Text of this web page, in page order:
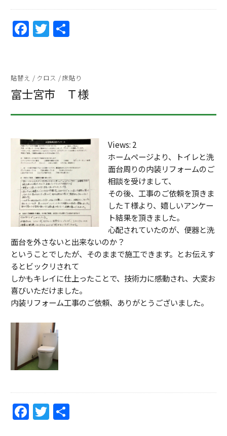
F
a
e
b
o
k
T
w
er
貼替え / クロス /床貼り
富士宮市 Ｔ様
Views: 2
ホームページより、トイレと洗
面台周りの内装リフォームのご
相談を受けまして、
その後、工事のご依頼を頂きま
したＴ様より、嬉しいアンケー
ト結果を頂きました。
心配されていたのが、便器と洗
面台を外さないと出来ないのか？
ということでしたが、そのままで施工できます。とお伝えす
るとビックリされて
しかもキレイに仕上ったことで、技術力に感動され、大変お
喜びいただけました。
内装リフォーム工事のご依頼、ありがとうございました。
F
a
T
w